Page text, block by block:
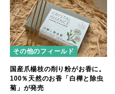
その他のフィールド
国産爪楊枝の削り粉がお香に。
100％天然のお香「白樺と除虫
菊」が発売